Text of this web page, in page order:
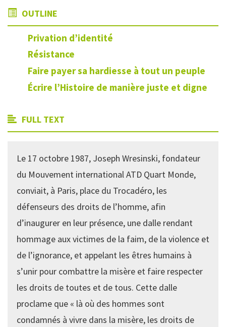
OUTLINE
Privation d’identité
Résistance
Faire payer sa hardiesse à tout un peuple
Écrire l’Histoire de manière juste et digne
FULL TEXT
Le 17 octobre 1987, Joseph Wresinski, fondateur
du Mouvement international ATD Quart Monde,
conviait, à Paris, place du Trocadéro, les
défenseurs des droits de l’homme, afin
d’inaugurer en leur présence, une dalle rendant
hommage aux victimes de la faim, de la violence et
de l’ignorance, et appelant les êtres humains à
s’unir pour combattre la misère et faire respecter
les droits de toutes et de tous. Cette dalle
proclame que « là où des hommes sont
condamnés à vivre dans la misère, les droits de